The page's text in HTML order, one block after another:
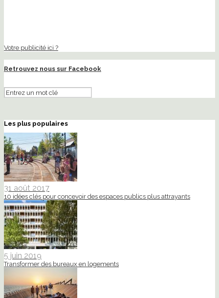
Votre publicité ici ?
Retrouvez nous sur Facebook
Les plus populaires
31 août 2017
10 idées clés pour concevoir des espaces publics plus attrayants
5 juin 2019
Transformer des bureaux en logements